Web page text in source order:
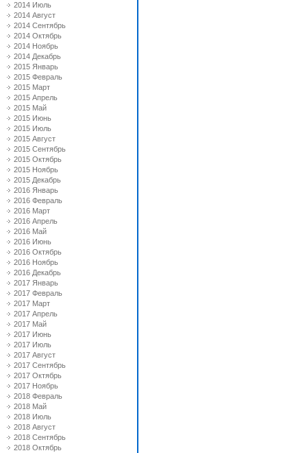
2014 Июль
2014 Август
2014 Сентябрь
2014 Октябрь
2014 Ноябрь
2014 Декабрь
2015 Январь
2015 Февраль
2015 Март
2015 Апрель
2015 Май
2015 Июнь
2015 Июль
2015 Август
2015 Сентябрь
2015 Октябрь
2015 Ноябрь
2015 Декабрь
2016 Январь
2016 Февраль
2016 Март
2016 Апрель
2016 Май
2016 Июнь
2016 Октябрь
2016 Ноябрь
2016 Декабрь
2017 Январь
2017 Февраль
2017 Март
2017 Апрель
2017 Май
2017 Июнь
2017 Июль
2017 Август
2017 Сентябрь
2017 Октябрь
2017 Ноябрь
2018 Февраль
2018 Май
2018 Июль
2018 Август
2018 Сентябрь
2018 Октябрь